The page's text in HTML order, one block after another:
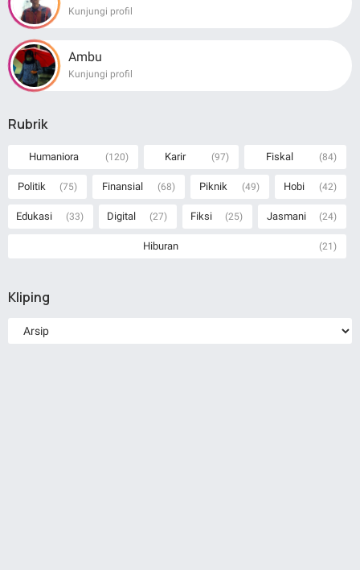
Kunjungi profil
Ambu
Kunjungi profil
Rubrik
Humaniora (120) Karir (97) Fiskal (84)
Politik (75) Finansial (68) Piknik (49) Hobi (42)
Edukasi (33) Digital (27) Fiksi (25) Jasmani (24)
Hiburan (21)
Kliping